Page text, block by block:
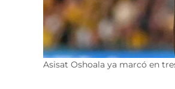
Asisat Oshoala ya marcó en